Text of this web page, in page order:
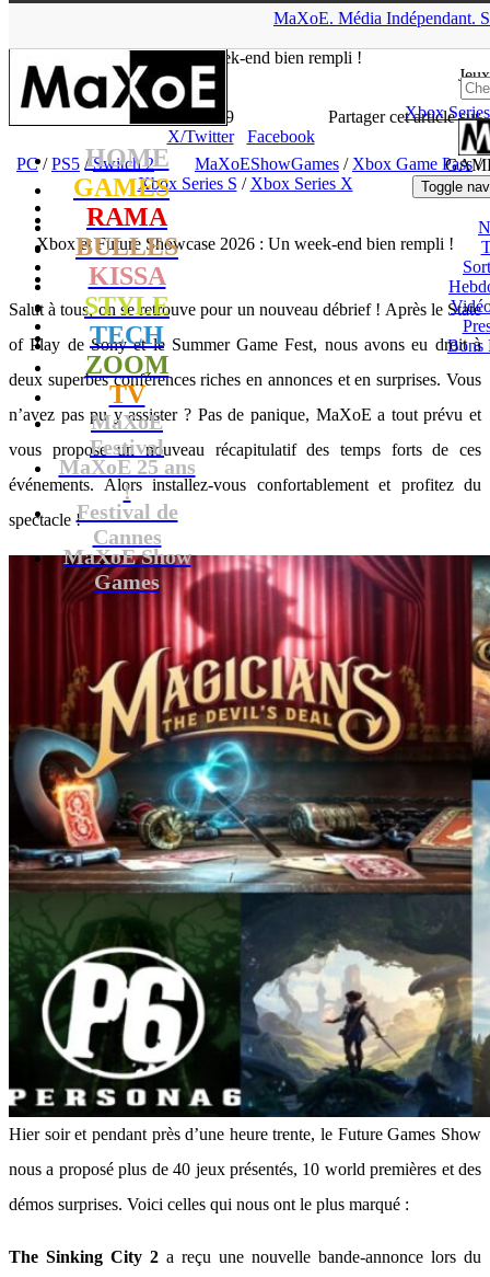
MaXoE. Média Indépendant.
HOME
GAMES
RAMA
BULLES
KISSA
STYLE
TECH
ZOOM
TV
MaXoE
Festival
MaXoE 25 ans
!
Festival de
Cannes
MaXoE Show
Games
Jeux
Xbox
Toggle
Bons
2026 : Un week-end bien rempli !
- 08.06.26, 15:19
Partager cet article sur
X/Twitter
Facebook
PC/PS5 /Switch 2 MaXoEShowGames / Xbox Game Pass/
Xbox Series S / Xbox Series X
Xbox et Future Showcase 2026 : Un week-end bien rempli !
Salut à tous, on se retrouve pour un nouveau débrief ! Après le State
of Play de Sony et le Summer Game Fest, nous avons eu droit à
deux superbes conférences riches en annonces et en surprises. Vous
n’avez pas pu y assister ? Pas de panique, MaXoE a tout prévu et
vous propose un nouveau récapitulatif des temps forts de ces
événements. Alors installez-vous confortablement et profitez du
spectacle !
Hier soir et pendant près d’une heure trente, le Future Games Show
nous a proposé plus de 40 jeux présentés, 10 world premières et des
démos surprises. Voici celles qui nous ont le plus marqué :
The Sinking City 2 a reçu une nouvelle bande-annonce lors du